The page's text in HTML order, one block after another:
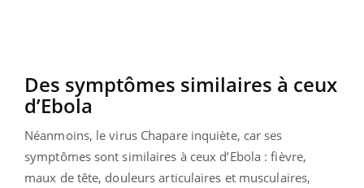
Des symptômes similaires à ceux
d’Ebola
Néanmoins, le virus Chapare inquiète, car ses
symptômes sont similaires à ceux d’Ebola : fièvre,
maux de tête, douleurs articulaires et musculaires,